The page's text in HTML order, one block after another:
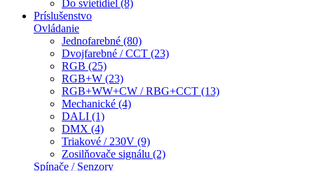
Do svietidiel (8)
Príslušenstvo
Ovládanie
Jednofarebné (80)
Dvojfarebné / CCT (23)
RGB (25)
RGB+W (23)
RGB+WW+CW / RBG+CCT (13)
Mechanické (4)
DALI (1)
DMX (4)
Triakové / 230V (9)
Zosilňovače signálu (2)
Spínače / Senzory